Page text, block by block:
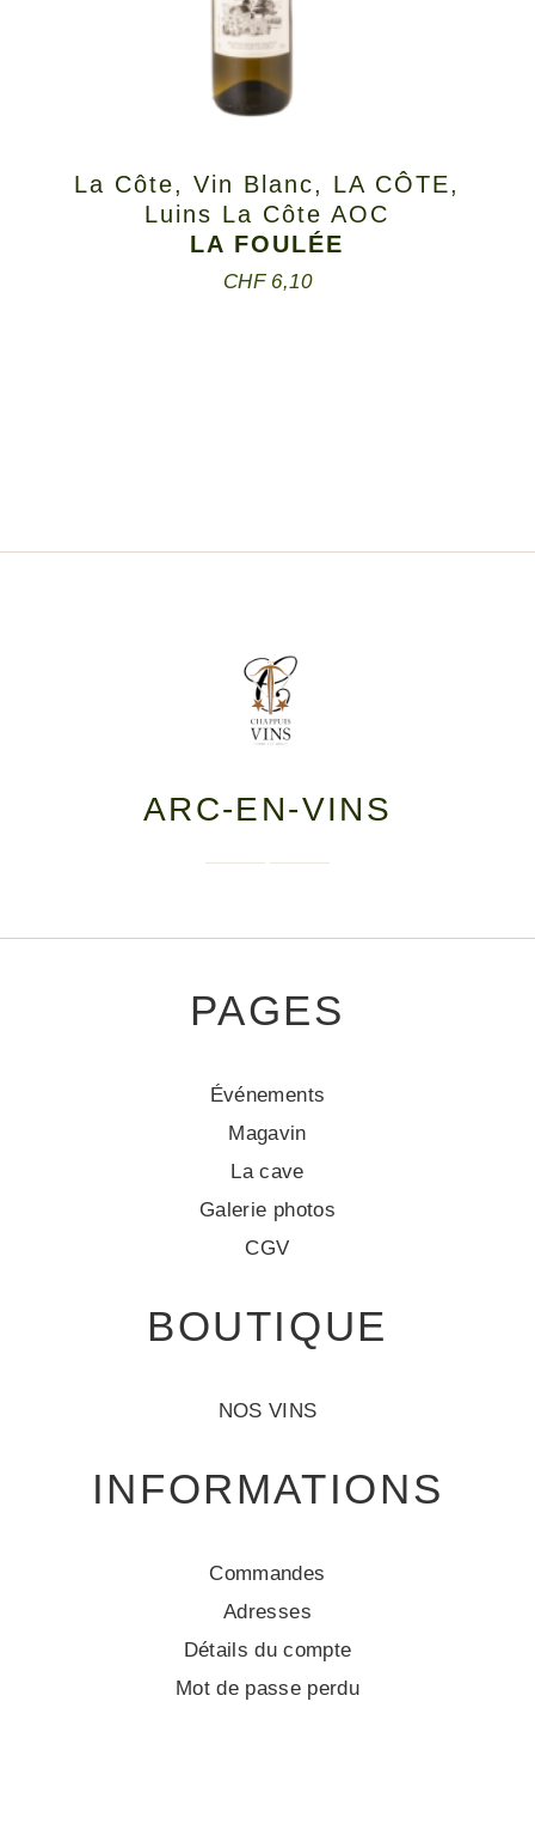
La Côte,Vin Blanc, LA CÔTE,
Luins La Côte AOC
LA FOULÉE
CHF6,10
ARC-EN-VINS
PAGES
Événements
Magavin
La cave
Galerie photos
CGV
BOUTIQUE
NOS VINS
INFORMATIONS
Commandes
Adresses
Détails du compte
Mot de passe perdu